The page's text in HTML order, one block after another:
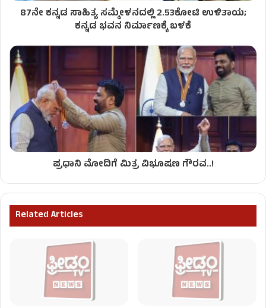
87ನೇ ಕನ್ನಡ ಸಾಹಿತ್ಯ ಸಮ್ಮೇಳನದಲ್ಲಿ 2.53ಕೋಟಿ ಉಳಿತಾಯ;
ಕನ್ನಡ ಭವನ ನಿರ್ಮಾಣಕ್ಕೆ ಬಳಕೆ
ಪ್ರಧಾನಿ ಮೋದಿಗೆ ಮಿತ್ರ ವಿಭೂಷಣ ಗೌರವ..!
Related Articles